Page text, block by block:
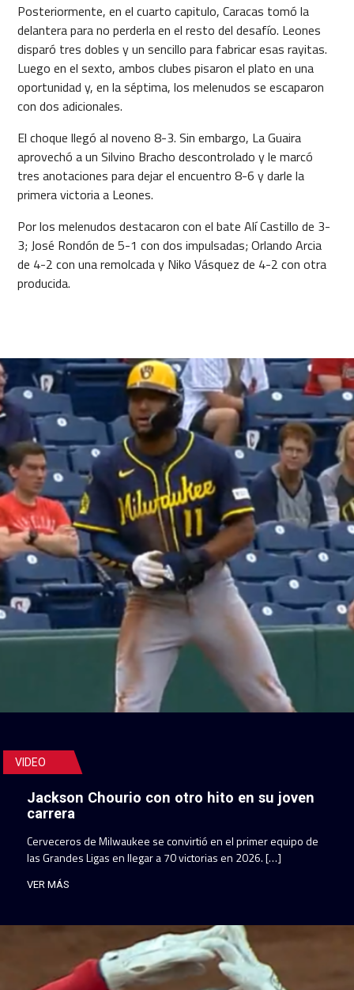
Posteriormente, en el cuarto capitulo, Caracas tomó la
delantera para no perderla en el resto del desafío. Leones
disparó tres dobles y un sencillo para fabricar esas rayitas.
Luego en el sexto, ambos clubes pisaron el plato en una
oportunidad y, en la séptima, los melenudos se escaparon
con dos adicionales.
El choque llegó al noveno 8-3. Sin embargo, La Guaira
aprovechó a un Silvino Bracho descontrolado y le marcó
tres anotaciones para dejar el encuentro 8-6 y darle la
primera victoria a Leones.
Por los melenudos destacaron con el bate Alí Castillo de 3-
3; José Rondón de 5-1 con dos impulsadas; Orlando Arcia
de 4-2 con una remolcada y Niko Vásquez de 4-2 con otra
producida.
VIDEO
Jackson Chourio con otro hito en su joven
carrera
Cerveceros de Milwaukee se convirtió en el primer equipo de
las Grandes Ligas en llegar a 70 victorias en 2026. […]
VER MÁS